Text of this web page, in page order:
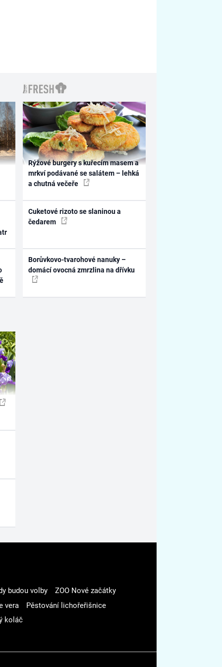
Rýžové burgery s kuřecím masem a
mrkví podávané se salátem – lehká
a chutná večeře
Cuketové rizoto se slaninou a
čedarem
Borůvkovo-tvarohové nanuky –
domácí ovocná zmrzlina na dřívku
budou volby
ZOO Nové začátky
vera
Pěstování lichořeřišnice
koláč